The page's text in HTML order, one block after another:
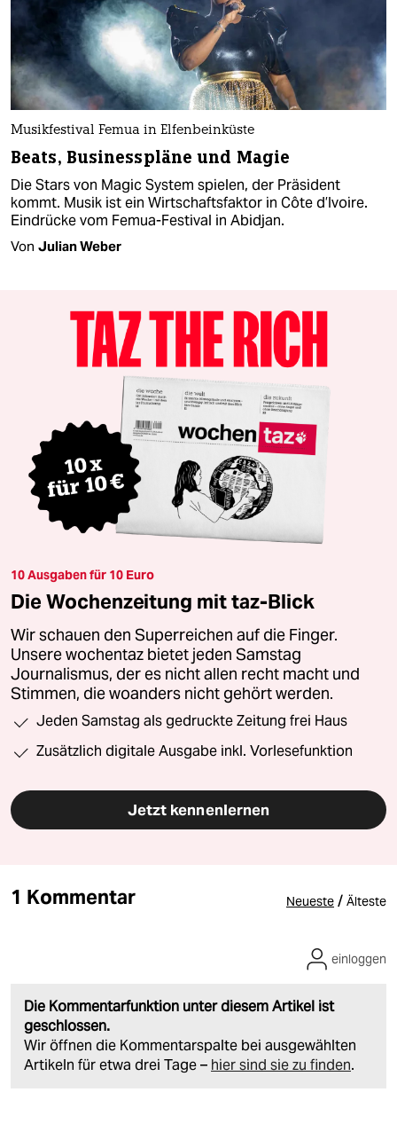
Musikfestival Femua in Elfenbeinküste
Beats, Businesspläne und Magie
Die Stars von Magic System spielen, der Präsident
kommt. Musik ist ein Wirtschaftsfaktor in Côte d’Ivoire.
Eindrücke vom Femua-Festival in Abidjan.
Von Julian Weber
10 Ausgaben für 10 Euro
Die Wochenzeitung mit taz-Blick
Wir schauen den Superreichen auf die Finger.
Unsere wochentaz bietet jeden Samstag
Journalismus, der es nicht allen recht macht und
Stimmen, die woanders nicht gehört werden.
Jeden Samstag als gedruckte Zeitung frei Haus
Zusätzlich digitale Ausgabe inkl. Vorlesefunktion
Jetzt kennenlernen
1 Kommentar Neueste / Älteste
Die Kommentarfunktion unter diesem Artikel ist
geschlossen.
Wir öffnen die Kommentarspalte bei ausgewählten
Artikeln für etwa drei Tage – hier sind sie zu finden.
einloggen